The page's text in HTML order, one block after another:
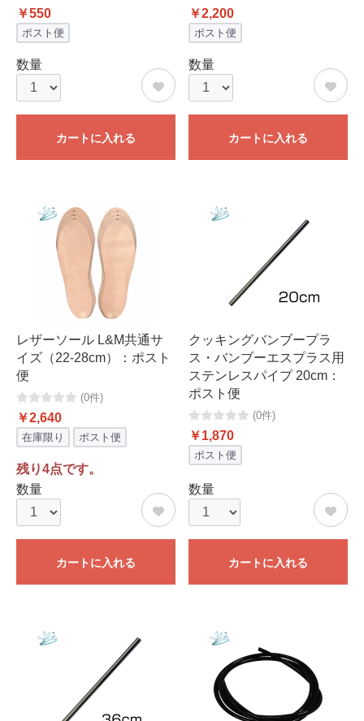
￥550
ポスト便
数量
カートに入れる
￥2,200
ポスト便
数量
カートに入れる
レザーソール L&M共通サ
イズ（22-28cm）：ポスト
便
(0件)
￥2,640
在庫限り ポスト便
残り4点です。
数量
カートに入れる
クッキングバンブープラ
ス・バンブーエスプラス用
ステンレスパイプ 20cm：
ポスト便
(0件)
￥1,870
ポスト便
数量
カートに入れる